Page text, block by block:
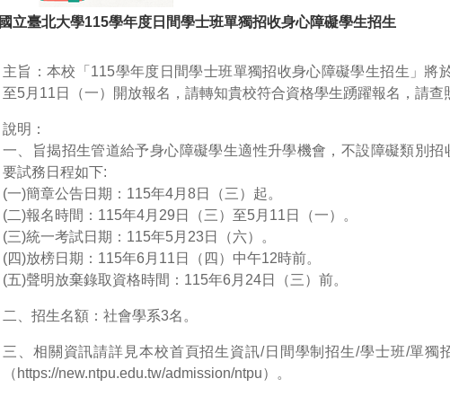
國立臺北大學115學年度日間學士班單獨招收身心障礙學生招生
主旨：本校「115學年度日間學士班單獨招收身心障礙學生招生」將
至5月11日（一）開放報名，請轉知貴校符合資格學生踴躍報名，請查
說明：
一、旨揭招生管道給予身心障礙學生適性升學機會，不設障礙類別招
要試務日程如下:
(一)簡章公告日期：115年4月8日（三）起。
(二)報名時間：115年4月29日（三）至5月11日（一）。
(三)統一考試日期：115年5月23日（六）。
(四)放榜日期：115年6月11日（四）中午12時前。
(五)聲明放棄錄取資格時間：115年6月24日（三）前。
二、招生名額：社會學系3名。
三、相關資訊請詳見本校首頁招生資訊/日間學制招生/學士班/單獨
（https://new.ntpu.edu.tw/admission/ntpu）。